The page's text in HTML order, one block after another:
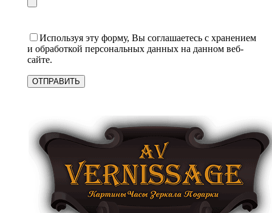
Используя эту форму, Вы соглашаетесь с хранением
и обработкой персональных данных на данном веб-
сайте.